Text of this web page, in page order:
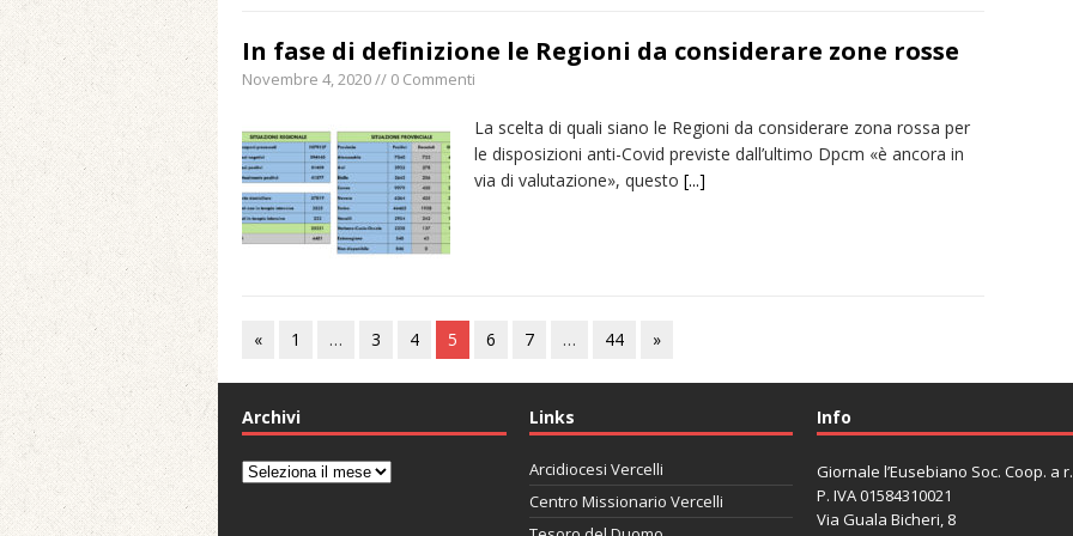
In fase di definizione le Regioni da considerare zone rosse
Novembre 4, 2020 // 0 Commenti
La scelta di quali siano le Regioni da considerare zona rossa per
le disposizioni anti-Covid previste dall’ultimo Dpcm «è ancora in
via di valutazione», questo [...]
« 1 … 3 4 5 6 7 … 44 »
Archivi
Archivi
Links
Arcidiocesi Vercelli
Centro Missionario Vercelli
Info
Giornale l’Eusebiano Soc. Coop. a
P. IVA 01584310021
Via Guala Bicheri, 8